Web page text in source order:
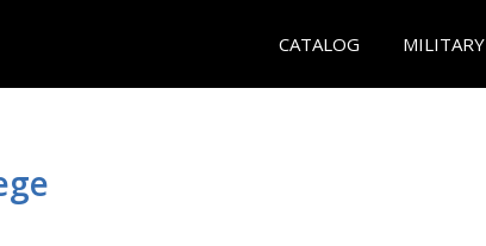
CATALOG MILITARY